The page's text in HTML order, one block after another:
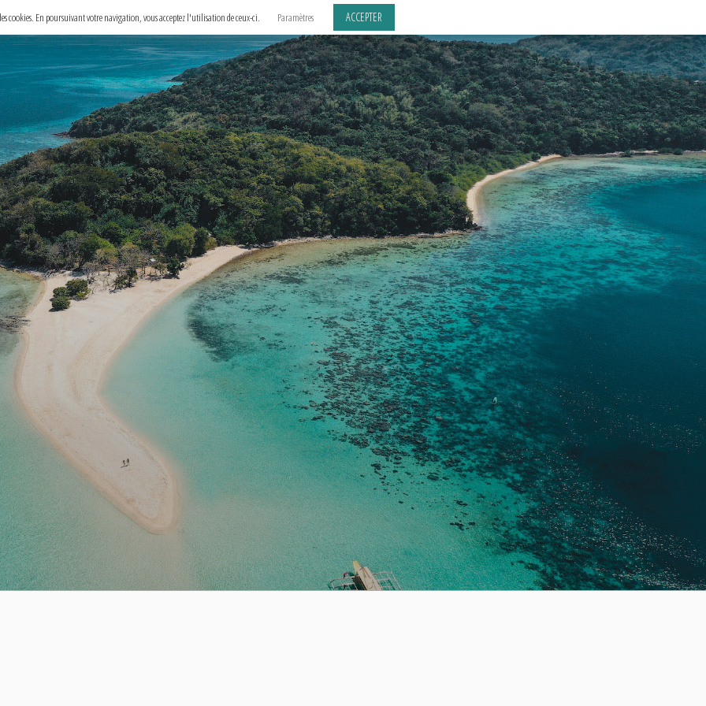
cookies. En poursuivant votre navigation, vous acceptez l'utilisation de ceux-ci. Paramètres ACCEPTER